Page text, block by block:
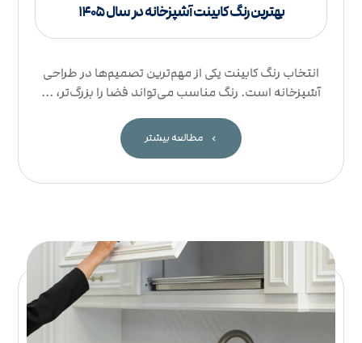
بهترین رنگ کابینت آشپزخانه در سال ۱۴۰۵
انتخاب رنگ کابینت یکی از مهم‌ترین تصمیم‌ها در طراحی
آشپزخانه است. رنگ مناسب می‌تواند فضا را بزرگ‌تر، ...
مطالعه بیشتر